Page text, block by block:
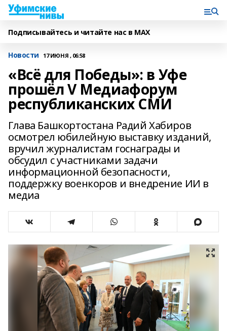
Подписывайтесь и читайте нас в MAX
Новости 17 ИЮНЯ , 06:58
«Всё для Победы»: в Уфе
прошёл V Медиафорум
республиканских СМИ
Глава Башкортостана Радий Хабиров
осмотрел юбилейную выставку изданий,
вручил журналистам госнаграды и
обсудил с участниками задачи
информационной безопасности,
поддержку военкоров и внедрение ИИ в
медиа